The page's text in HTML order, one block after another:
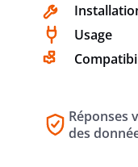
Usage
Réponses
des